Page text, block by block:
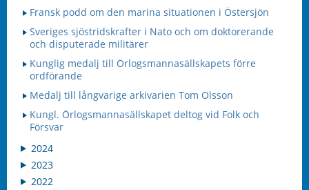
Fransk podd om den marina situationen i Östersjön
Sveriges sjöstridskrafter i Nato och om doktorerande
och disputerade militärer
Kunglig medalj till Örlogsmannasällskapets förre
ordförande
Medalj till långvarige arkivarien Tom Olsson
Kungl. Örlogsmannasällskapet deltog vid Folk och
Försvar
2024
2023
2022